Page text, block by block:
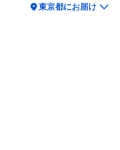
location_on東京都にお届け